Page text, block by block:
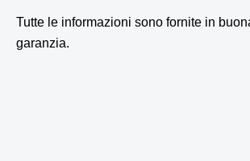
Tutte le informazioni sono fornite in
garanzia.